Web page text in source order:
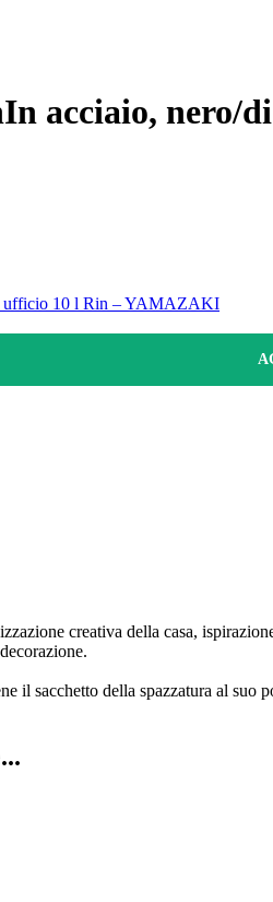
In acciaio, nero/
ufficio 10 l Rin – YAMAZAKI
creativa della casa,
il sacchetto della spazzatura al suo